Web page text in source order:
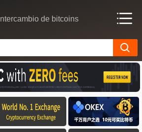
Intercambio de bitcoins